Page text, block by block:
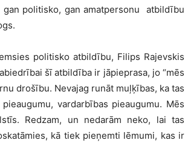
politisko, gan amatpersonu atbildību
politisko atbildību, Filips Rajevskis
šī atbildība ir jāpieprasa, jo “mēs
drošību. Nevajag runāt muļķības, ka tas
vardarbības pieaugumu. Mēs
Redzam, un nedarām neko, lai tas
kā tiek pieņemti lēmumi, kas ir